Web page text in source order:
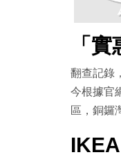
「實
翻查記錄
今根據官
區，銅鑼